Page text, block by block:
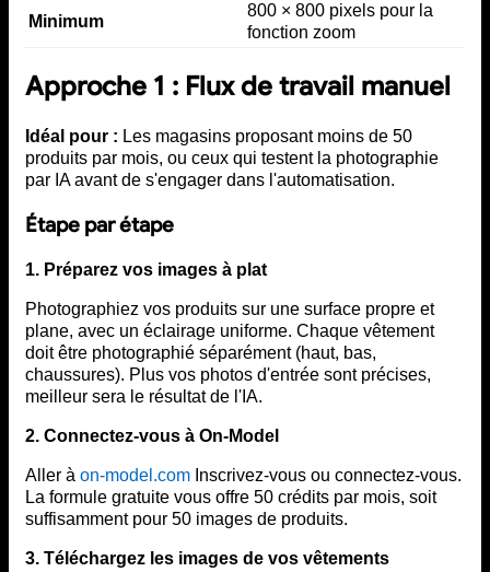
Minimum
800 × 800 pixels pour la
fonction zoom
Approche 1 : Flux de travail manuel
Idéal pour : Les magasins proposant moins de 50
produits par mois, ou ceux qui testent la photographie
par IA avant de s'engager dans l'automatisation.
Étape par étape
1. Préparez vos images à plat
Photographiez vos produits sur une surface propre et
plane, avec un éclairage uniforme. Chaque vêtement
doit être photographié séparément (haut, bas,
chaussures). Plus vos photos d'entrée sont précises,
meilleur sera le résultat de l'IA.
2. Connectez-vous à On-Model
Aller à on-model.com Inscrivez-vous ou connectez-vous.
La formule gratuite vous offre 50 crédits par mois, soit
suffisamment pour 50 images de produits.
3. Téléchargez les images de vos vêtements